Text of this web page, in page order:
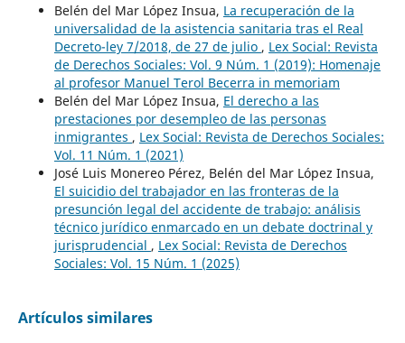
Belén del Mar López Insua, La recuperación de la
universalidad de la asistencia sanitaria tras el Real
Decreto-ley 7/2018, de 27 de julio , Lex Social: Revista
de Derechos Sociales: Vol. 9 Núm. 1 (2019): Homenaje
al profesor Manuel Terol Becerra in memoriam
Belén del Mar López Insua, El derecho a las
prestaciones por desempleo de las personas
inmigrantes , Lex Social: Revista de Derechos Sociales:
Vol. 11 Núm. 1 (2021)
José Luis Monereo Pérez, Belén del Mar López Insua,
El suicidio del trabajador en las fronteras de la
presunción legal del accidente de trabajo: análisis
técnico jurídico enmarcado en un debate doctrinal y
jurisprudencial , Lex Social: Revista de Derechos
Sociales: Vol. 15 Núm. 1 (2025)
Artículos similares